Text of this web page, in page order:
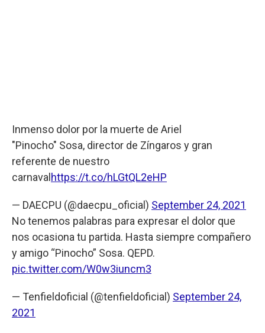
Inmenso dolor por la muerte de Ariel
"Pinocho" Sosa, director de Zíngaros y gran
referente de nuestro
carnaval https://t.co/hLGtQL2eHP
— DAECPU (@daecpu_oficial) September 24, 2021
No tenemos palabras para expresar el dolor que
nos ocasiona tu partida. Hasta siempre compañero
y amigo “Pinocho” Sosa. QEPD.
pic.twitter.com/W0w3iuncm3
— Tenfieldoficial (@tenfieldoficial) September 24,
2021